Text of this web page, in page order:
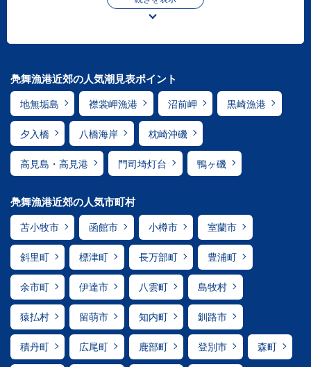
鳧舞漁港近郊の人気潮見表ポイント
地無垢島 襟裳岬漁港 沼前岬 黒崎漁港
夕入橋 八橋海岸 枕崎沖磯
高見島・高見港 門司埼灯台 鴨ヶ磯
鳧舞漁港近郊の人気市町村
苫小牧市 函館市 小樽市 室蘭市
斜里町 標津町 長万部町 豊浦町
余市町 伊達市 八雲町 島牧村
猿払村 留萌市 知内町 釧路市
積丹町 広尾町 鹿部町 登別市 森町